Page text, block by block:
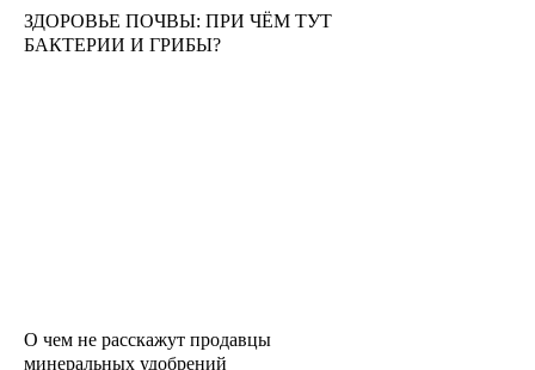
ЗДОРОВЬЕ ПОЧВЫ: ПРИ ЧЁМ ТУТ
БАКТЕРИИ И ГРИБЫ?
О чем не расскажут продавцы
минеральных удобрений